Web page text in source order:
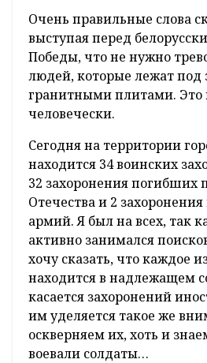
Очень правильные слова
выступая перед
Победы, что не нужно
людей, которые лежат под
гранитными плитами. Это
человечески.
Сегодня на территории
находится 34 воинских
32 захоронения погибших
Отечества и 2
армий. Я был на всех, так
активно занимался
хочу сказать, что каждое
находится в надлежащем
касается захоронений
им уделяется такое же
оскверняем их, хоть и
воевали солдаты…